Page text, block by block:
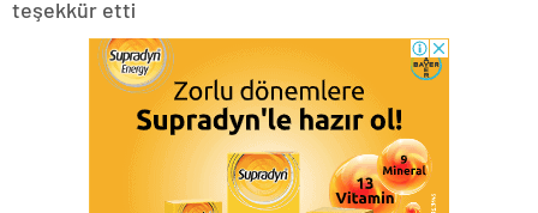
teşekkür etti